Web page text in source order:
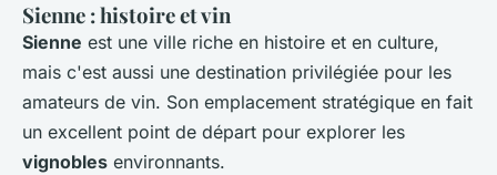
Sienne : histoire et vin
Sienne est une ville riche en histoire et en culture,
mais c'est aussi une destination privilégiée pour les
amateurs de vin. Son emplacement stratégique en fait
un excellent point de départ pour explorer les
vignobles environnants.